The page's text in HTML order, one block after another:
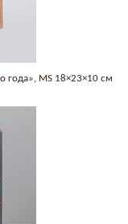
года», MS 18×23×10 см